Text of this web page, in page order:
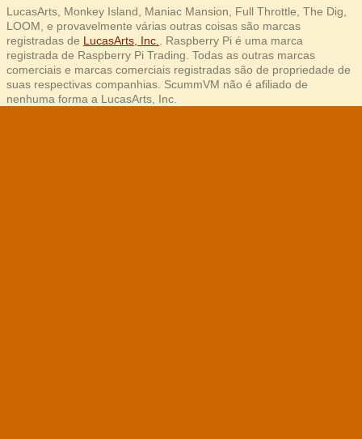
LucasArts, Monkey Island, Maniac Mansion, Full Throttle, The Dig,
LOOM, e provavelmente várias outras coisas são marcas
registradas de LucasArts, Inc.
. Raspberry Pi é uma marca
registrada de Raspberry Pi Trading. Todas as outras marcas
comerciais e marcas comerciais registradas são de propriedade de
suas respectivas companhias. ScummVM não é afiliado de
nenhuma forma a LucasArts, Inc.